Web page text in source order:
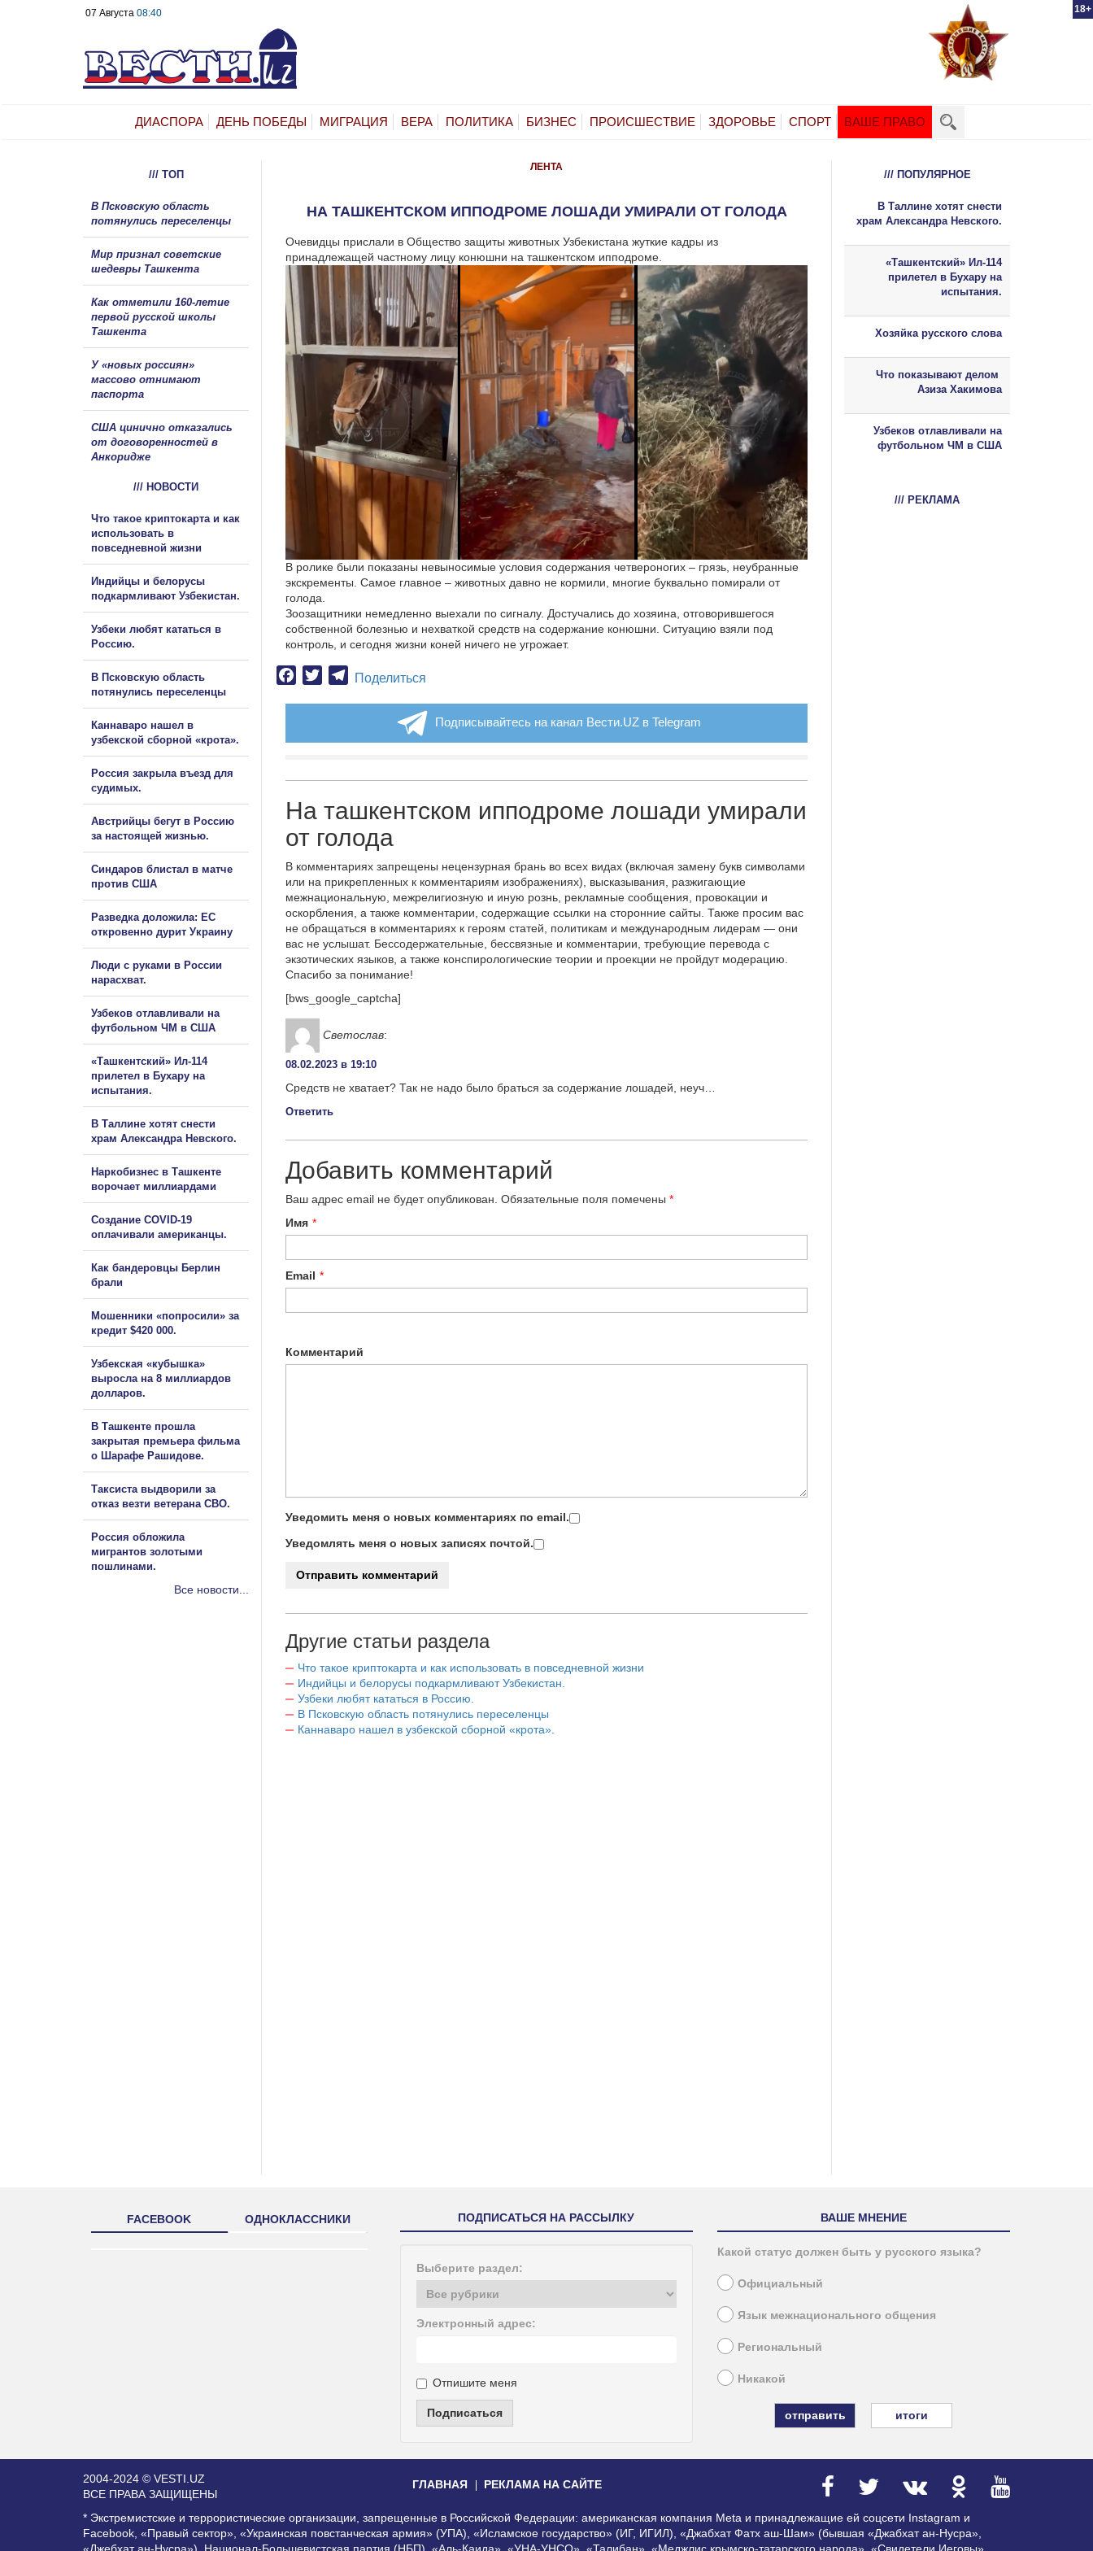
18+
07 Августа 08:40
ДИАСПОРА ДЕНЬ ПОБЕДЫ МИГРАЦИЯ ВЕРА ПОЛИТИКА БИЗНЕС ПРОИСШЕСТВИЕ ЗДОРОВЬЕ СПОРТ ВАШЕ ПРАВО
ЛЕНТА
НА ТАШКЕНТСКОМ ИППОДРОМЕ ЛОШАДИ УМИРАЛИ ОТ ГОЛОДА
Очевидцы прислали в Общество защиты животных Узбекистана жуткие кадры из
принадлежащей частному лицу конюшни на ташкентском ипподроме.
В ролике были показаны невыносимые условия содержания четвероногих – грязь, неубранные
экскременты. Самое главное – животных давно не кормили, многие буквально помирали от
голода.
Зоозащитники немедленно выехали по сигналу. Достучались до хозяина, отговорившегося
собственной болезнью и нехваткой средств на содержание конюшни. Ситуацию взяли под
контроль, и сегодня жизни коней ничего не угрожает.
Facebook
TwitterTelegram
Поделиться
Подписывайтесь на канал Вести.UZ в Telegram
На ташкентском ипподроме лошади умирали
от голода
В комментариях запрещены нецензурная брань во всех видах (включая замену букв символами
или на прикрепленных к комментариям изображениях), высказывания, разжигающие
межнациональную, межрелигиозную и иную рознь, рекламные сообщения, провокации и
оскорбления, а также комментарии, содержащие ссылки на сторонние сайты. Также просим вас
не обращаться в комментариях к героям статей, политикам и международным лидерам — они
вас не услышат. Бессодержательные, бессвязные и комментарии, требующие перевода с
экзотических языков, а также конспирологические теории и проекции не пройдут модерацию.
Спасибо за понимание!
[bws_google_captcha]
Светослав:
08.02.2023 в 19:10
Средств не хватает? Так не надо было браться за содержание лошадей, неуч…
Ответить
Добавить комментарий
Ваш адрес email не будет опубликован. Обязательные поля помечены *
Имя *
Email *
Комментарий
Уведомить меня о новых комментариях по email.
Уведомлять меня о новых записях почтой.
Другие статьи раздела
Что такое криптокарта и как использовать в повседневной жизни
Индийцы и белорусы подкармливают Узбекистан.
Узбеки любят кататься в Россию.
В Псковскую область потянулись переселенцы
Каннаваро нашел в узбекской сборной «крота».
/// ТОП
В Псковскую область
потянулись переселенцы
Мир признал советские
шедевры Ташкента
Как отметили 160-летие
первой русской школы
Ташкента
У «новых россиян»
массово отнимают
паспорта
США цинично отказались
от договоренностей в
Анкоридже
/// НОВОСТИ
Что такое криптокарта и как
использовать в
повседневной жизни
Индийцы и белорусы
подкармливают Узбекистан.
Узбеки любят кататься в
Россию.
В Псковскую область
потянулись переселенцы
Каннаваро нашел в
узбекской сборной «крота».
Россия закрыла въезд для
судимых.
Австрийцы бегут в Россию
за настоящей жизнью.
Синдаров блистал в матче
против США
Разведка доложила: ЕС
откровенно дурит Украину
Люди с руками в России
нарасхват.
Узбеков отлавливали на
футбольном ЧМ в США
«Ташкентский» Ил-114
прилетел в Бухару на
испытания.
В Таллине хотят снести
храм Александра Невского.
Наркобизнес в Ташкенте
ворочает миллиардами
Создание COVID-19
оплачивали американцы.
Как бандеровцы Берлин
брали
Мошенники «попросили» за
кредит $420 000.
Узбекская «кубышка»
выросла на 8 миллиардов
долларов.
В Ташкенте прошла
закрытая премьера фильма
о Шарафе Рашидове.
Таксиста выдворили за
отказ везти ветерана СВО.
Россия обложила
мигрантов золотыми
пошлинами.
Все новости...
/// ПОПУЛЯРНОЕ
В Таллине хотят снести
храм Александра Невского.
«Ташкентский» Ил-114
прилетел в Бухару на
испытания.
Хозяйка русского слова
Что показывают делом
Азиза Хакимова
Узбеков отлавливали на
футбольном ЧМ в США
/// РЕКЛАМА
FACEBOOK ОДНОКЛАССНИКИ ПОДПИСАТЬСЯ НА РАССЫЛКУ
Выберите раздел:
Электронный адрес:
Отпишите меня
Подписаться
ВАШЕ МНЕНИЕ
Какой статус должен быть у русского языка?
Официальный
Язык межнационального общения
Региональный
Никакой
итоги
2004-2024 © VESTI.UZ
ВСЕ ПРАВА ЗАЩИЩЕНЫ
ГЛАВНАЯ РЕКЛАМА НА САЙТЕ
* Экстремистские и террористические организации, запрещенные в Российской Федерации: американская компания Meta и принадлежащие ей соцсети Instagram и
Facebook, «Правый сектор», «Украинская повстанческая армия» (УПА), «Исламское государство» (ИГ, ИГИЛ), «Джабхат Фатх аш-Шам» (бывшая «Джабхат ан-Нусра»,
«Джебхат ан-Нусра»), Национал-Большевистская партия (НБП), «Аль-Каида», «УНА-УНСО», «Талибан», «Меджлис крымско-татарского народа», «Свидетели Иеговы»,